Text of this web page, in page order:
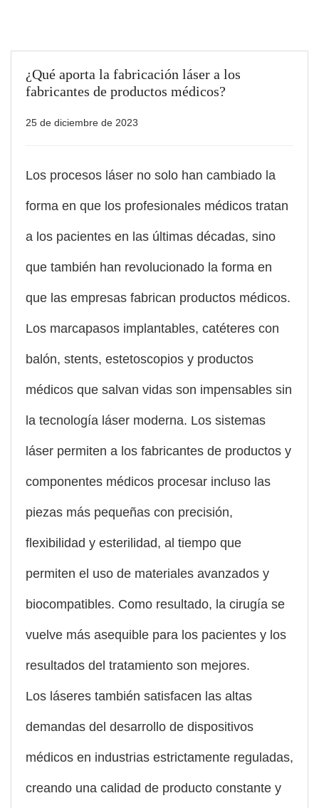
¿Qué aporta la fabricación láser a los
fabricantes de productos médicos?
25 de diciembre de 2023
Los procesos láser no solo han cambiado la
forma en que los profesionales médicos tratan
a los pacientes en las últimas décadas, sino
que también han revolucionado la forma en
que las empresas fabrican productos médicos.
Los marcapasos implantables, catéteres con
balón, stents, estetoscopios y productos
médicos que salvan vidas son impensables sin
la tecnología láser moderna. Los sistemas
láser permiten a los fabricantes de productos y
componentes médicos procesar incluso las
piezas más pequeñas con precisión,
flexibilidad y esterilidad, al tiempo que
permiten el uso de materiales avanzados y
biocompatibles. Como resultado, la cirugía se
vuelve más asequible para los pacientes y los
resultados del tratamiento son mejores.
Los láseres también satisfacen las altas
demandas del desarrollo de dispositivos
médicos en industrias estrictamente reguladas,
creando una calidad de producto constante y